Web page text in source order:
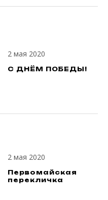
2 мая 2020
С ДНЁМ ПОБЕДЫ!
2 мая 2020
Первомайская
перекличка